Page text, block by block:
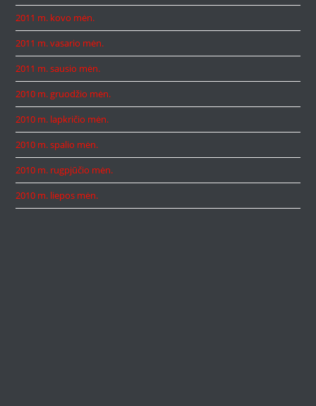
2011 m. kovo mėn.
2011 m. vasario mėn.
2011 m. sausio mėn.
2010 m. gruodžio mėn.
2010 m. lapkričio mėn.
2010 m. spalio mėn.
2010 m. rugpjūčio mėn.
2010 m. liepos mėn.